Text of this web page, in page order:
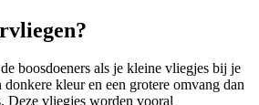
boosdoeners als je kleine vliegjes bij je
donkere kleur en een grotere omvang dan
Deze vliegjes worden vooral